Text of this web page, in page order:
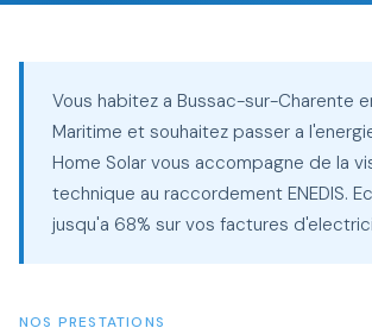
Vous habitez a Bussac-sur-Charente
Maritime et souhaitez passer a
Home Solar vous accompagne de la
technique au raccordement ENEDIS.
jusqu'a 68% sur vos factures
NOS PRESTATIONS